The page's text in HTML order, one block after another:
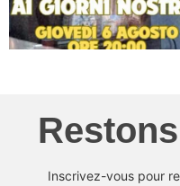
Inscrivez-vous pour